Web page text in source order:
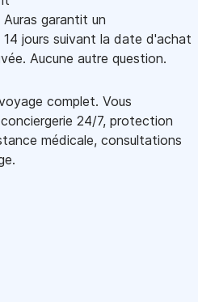
garantit un
jours suivant la date d'achat
Aucune autre question.
complet. Vous
24/7, protection
médicale, consultations